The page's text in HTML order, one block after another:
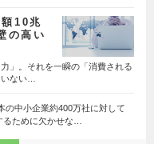
10兆
の高い
」。それを一瞬の「消費される
いない…
の中小企業約400万社に対して
るために欠かせな…